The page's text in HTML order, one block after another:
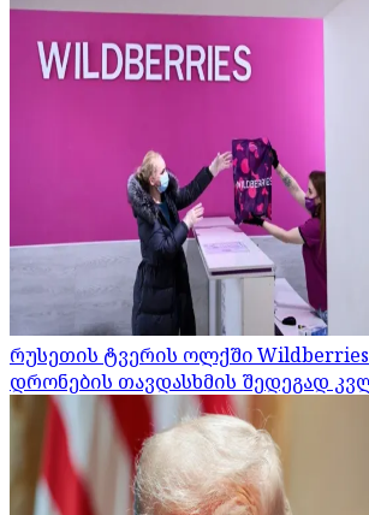
რუსეთის ტვერის ოლქში
დრონების თავდასხმის შედეგად